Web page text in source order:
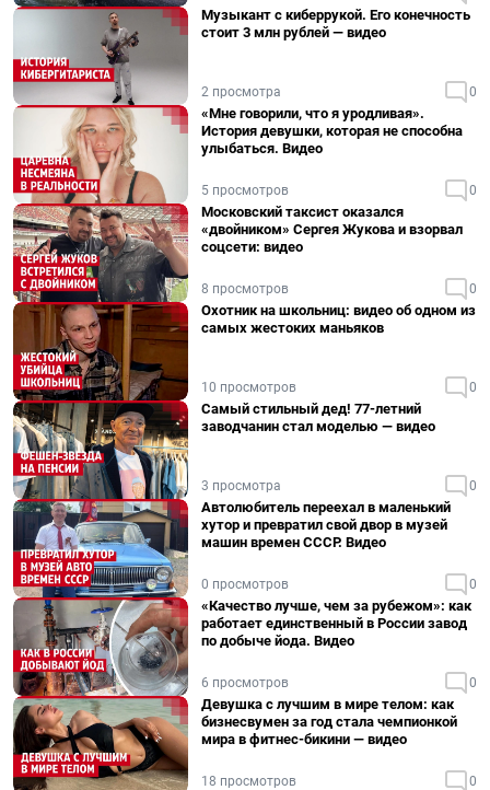
Музыкант с киберрукой. Его конечность
стоит 3 млн рублей — видео
2 просмотра 0
«Мне говорили, что я уродливая».
История девушки, которая не способна
улыбаться. Видео
5 просмотров 0
Московский таксист оказался
«двойником» Сергея Жукова и взорвал
соцсети: видео
8 просмотров 0
Охотник на школьниц: видео об одном из
самых жестоких маньяков
10 просмотров 0
Самый стильный дед! 77-летний
заводчанин стал моделью — видео
3 просмотра 0
Автолюбитель переехал в маленький
хутор и превратил свой двор в музей
машин времен СССР. Видео
0 просмотров 0
«Качество лучше, чем за рубежом»: как
работает единственный в России завод
по добыче йода. Видео
6 просмотров 0
Девушка с лучшим в мире телом: как
бизнесвумен за год стала чемпионкой
мира в фитнес-бикини — видео
18 просмотров 0